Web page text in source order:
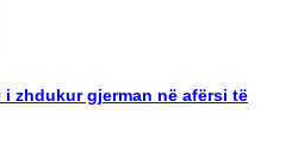
zhdukur gjerman në afërsi të